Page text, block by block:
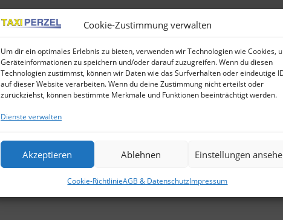
Cookie-Zustimmung verwalten
Um dir ein optimales Erlebnis zu bieten, verwenden wir Technologien wie Cookies,
Geräteinformationen zu speichern und/oder darauf zuzugreifen. Wenn du diesen
Technologien zustimmst, können wir Daten wie das Surfverhalten oder eindeutige
auf dieser Website verarbeiten. Wenn du deine Zustimmung nicht erteilst oder
zurückziehst, können bestimmte Merkmale und Funktionen beeinträchtigt werden.
Dienste verwalten
Akzeptieren Ablehnen Einstellungen
Cookie-RichtlinieAGB & DatenschutzImpressum